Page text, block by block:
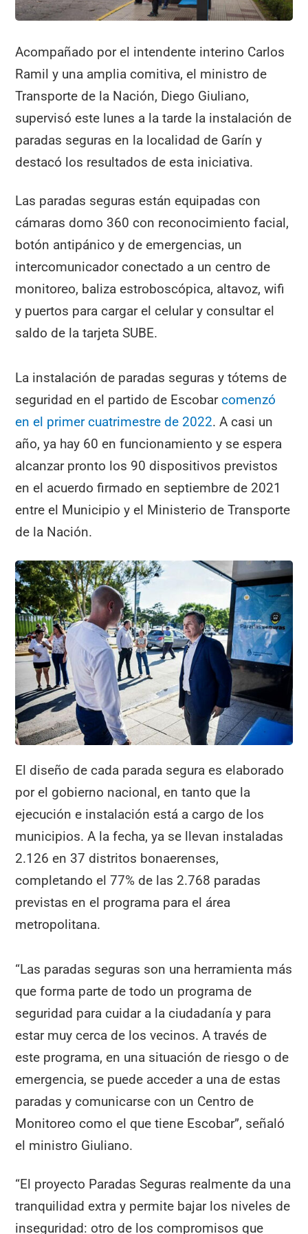
Acompañado por el intendente interino Carlos
Ramil y una amplia comitiva, el ministro de
Transporte de la Nación, Diego Giuliano,
supervisó este lunes a la tarde la instalación de
paradas seguras en la localidad de Garín y
destacó los resultados de esta iniciativa.
Las paradas seguras están equipadas con
cámaras domo 360 con reconocimiento facial,
botón antipánico y de emergencias, un
intercomunicador conectado a un centro de
monitoreo, baliza estroboscópica, altavoz, wifi
y puertos para cargar el celular y consultar el
saldo de la tarjeta SUBE.
La instalación de paradas seguras y tótems de
seguridad en el partido de Escobarcomenzó
en el primer cuatrimestre de 2022. A casi un
año, ya hay 60 en funcionamiento y se espera
alcanzar pronto los 90 dispositivos previstos
en el acuerdo firmado en septiembre de 2021
entre el Municipio y el Ministerio de Transporte
de la Nación.
El diseño de cada parada segura es elaborado
por el gobierno nacional, en tanto que la
ejecución e instalación está a cargo de los
municipios. A la fecha, ya se llevan instaladas
2.126 en 37 distritos bonaerenses,
completando el 77% de las 2.768 paradas
previstas en el programa para el área
metropolitana.
“Las paradas seguras son una herramienta más
que forma parte de todo un programa de
seguridad para cuidar a la ciudadanía y para
estar muy cerca de los vecinos. A través de
este programa, en una situación de riesgo o de
emergencia, se puede acceder a una de estas
paradas y comunicarse con un Centro de
Monitoreo como el que tiene Escobar”, señaló
el ministro Giuliano.
“El proyecto Paradas Seguras realmente da una
tranquilidad extra y permite bajar los niveles de
inseguridad: otro de los compromisos que